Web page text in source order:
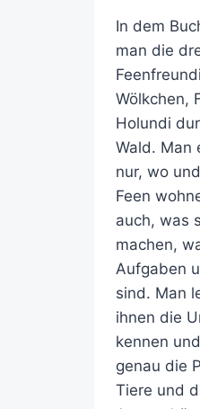
In dem
man die
Wölkchen,
Holundi
Wald. Man
nur, wo
Feen
auch, was
machen,
Aufgaben
sind. Man
ihnen die
kennen
genau die
Tiere und